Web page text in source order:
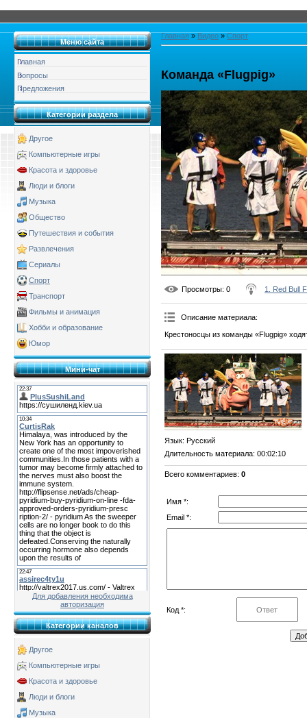
Меню сайта
Главная
Вопросы
Предложения
Категории раздела
Другое
Компьютерные игры
Красота и здоровье
Люди и блоги
Музыка
Общество
Путешествия и события
Развлечения
Сериалы
Спорт
Транспорт
Фильмы и анимация
Хобби и образование
Юмор
Мини-чат
Для добавления необходима
авторизация
Категории каналов
Другое
Компьютерные игры
Красота и здоровье
Люди и блоги
Музыка
Главная » Видео » Спорт
Команда «Flugpig»
Просмотры: 0 1. Red Bull
Описание материала:
Крестоносцы из команды «Flugpig»
Язык: Русский
Длительность материала: 00:02:10
Всего комментариев: 0
Имя *:
Email *:
Код *: